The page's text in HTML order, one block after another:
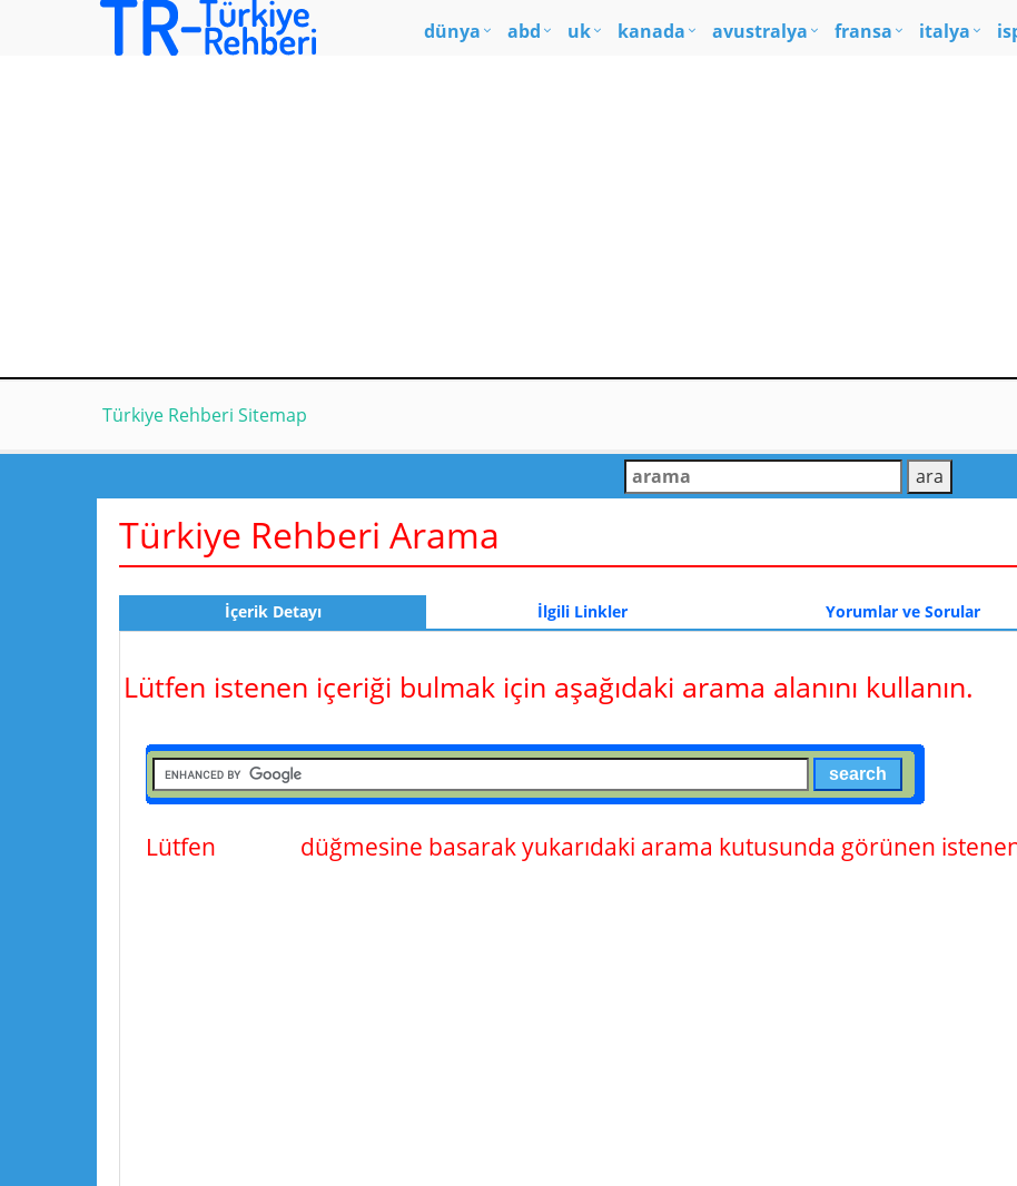
dünya abd uk kanada avustralya fransa italya
Türkiye Rehberi Sitemap
Türkiye Rehberi Arama
İçerik Detayı İlgili Linkler Yorumlar ve Sorular
Lütfen istenen içeriği bulmak için aşağıdaki arama alanını kullanın.
Lütfen düğmesine basarak yukarıdaki arama kutusunda görünen